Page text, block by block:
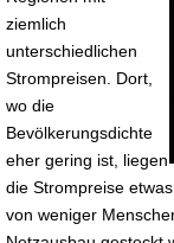
ziemlich
unterschiedlichen
Strompreisen. Dort,
wo die
Bevölkerungsdichte
eher gering ist, liegen
die Strompreise
von weniger